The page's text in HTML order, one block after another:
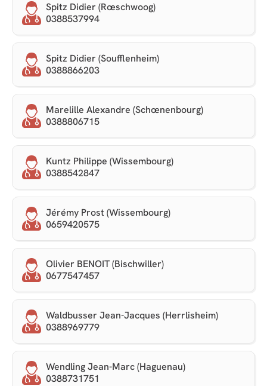
Spitz Didier (Rœschwoog)
0388537994
Spitz Didier (Soufflenheim)
0388866203
Marelille Alexandre (Schœnenbourg)
0388806715
Kuntz Philippe (Wissembourg)
0388542847
Jérémy Prost (Wissembourg)
0659420575
Olivier BENOIT (Bischwiller)
0677547457
Waldbusser Jean-Jacques (Herrlisheim)
0388969779
Wendling Jean-Marc (Haguenau)
0388731751